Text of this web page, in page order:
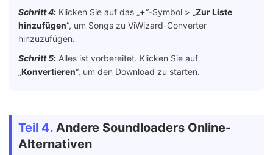
Schritt 4: Klicken Sie auf das „+“-Symbol > „Zur Liste
hinzufügen“, um Songs zu ViWizard-Converter
hinzuzufügen.
Schritt 5: Alles ist vorbereitet. Klicken Sie auf
„Konvertieren“, um den Download zu starten.
Teil 4. Andere Soundloaders Online-
Alternativen